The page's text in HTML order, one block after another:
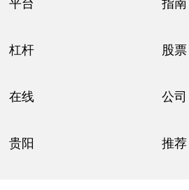
杠杆 股票
在线 公司
贵阳 推荐